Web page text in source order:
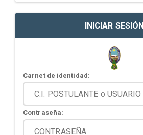
INICIAR SESIÓN
Carnet de identidad:
Contraseña: